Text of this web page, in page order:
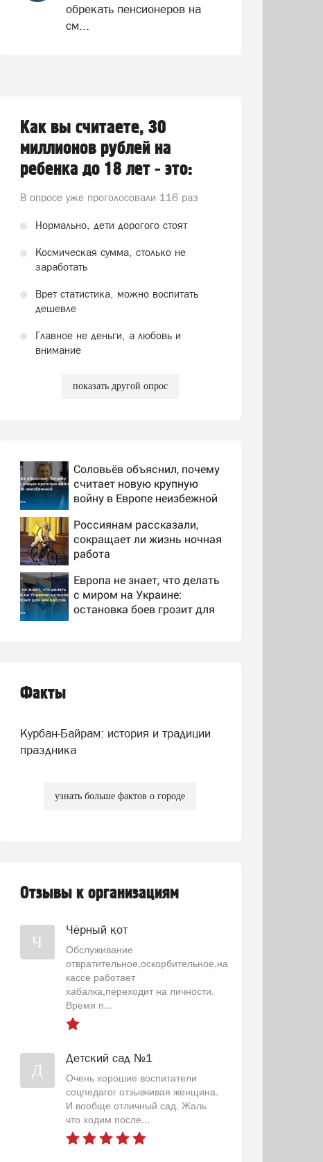
обрекать пенсионеров на
см...
Как вы считаете, 30
миллионов рублей на
ребенка до 18 лет - это:
В опросе уже проголосовали 116 раз
Нормально, дети дорогого стоят
Космическая сумма, столько не
заработать
Врет статистика, можно воспитать
дешевле
Главное не деньги, а любовь и
внимание
показать другой опрос
Соловьёв объяснил, почему
считает новую крупную
войну в Европе неизбежной
Россиянам рассказали,
сокращает ли жизнь ночная
работа
Европа не знает, что делать
с миром на Украине:
остановка боев грозит для
Факты
Курбан-Байрам: история и традиции
праздника
узнать больше фактов о городе
Отзывы к организациям
Ч
Чёрный кот
Обслуживание
отвратительное,оскорбительное,на
кассе работает
хабалка,переходит на личности.
Время п...
Д
Детский сад №1
Очень хорошие воспитатели
соцпедагог отзывчивая женщина.
И вообще отличный сад. Жаль
что ходим после...